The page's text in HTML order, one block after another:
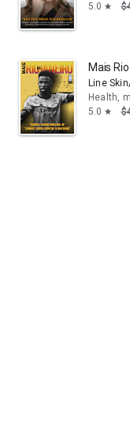
5.0 star
Mais
Line
Health,
5.0 star